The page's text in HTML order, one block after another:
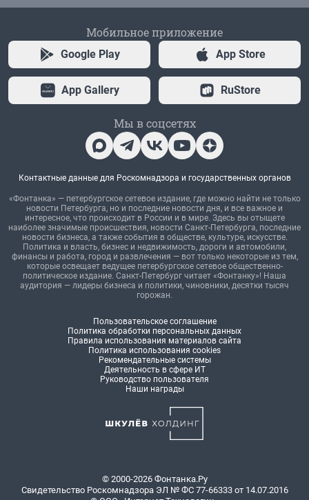
Мобильное приложение
Google Play App Store
App Gallery RuStore
Мы в соцсетях
Контактные данные для Роскомнадзора и государственных органов
«Фонтанка» — петербургское сетевое издание, где можно найти не только
новости Петербурга, но и последние новости дня, и все важное и
интересное, что происходит в России и в мире. Здесь вы отыщете
наиболее значимые происшествия, новости Санкт-Петербурга, последние
новости бизнеса, а также события в обществе, культуре, искусстве.
Политика и власть, бизнес и недвижимость, дороги и автомобили,
финансы и работа, город и развлечения — вот только некоторые из тем,
которые освещает ведущее петербургское сетевое общественно-
политическое издание. Санкт-Петербург читает «Фонтанку»! Наша
аудитория — лидеры бизнеса и политики, чиновники, десятки тысяч
горожан.
Пользовательское соглашение
Политика обработки персональных данных
Правила использования материалов сайта
Политика использования cookies
Рекомендательные системы
Деятельность в сфере ИТ
Руководство пользователя
Наши награды
© 2000-2026 Фонтанка.Ру
Свидетельство Роскомнадзора ЭЛ № ФС 77-66333 от 14.07.2016